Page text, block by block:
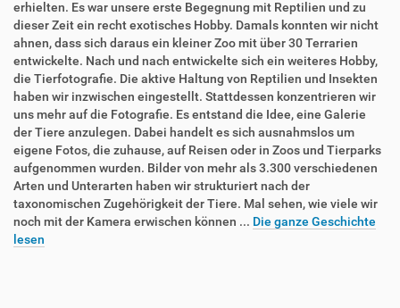
erhielten. Es war unsere erste Begegnung mit Reptilien und zu
dieser Zeit ein recht exotisches Hobby. Damals konnten wir nicht
ahnen, dass sich daraus ein kleiner Zoo mit über 30 Terrarien
entwickelte. Nach und nach entwickelte sich ein weiteres Hobby,
die Tierfotografie. Die aktive Haltung von Reptilien und Insekten
haben wir inzwischen eingestellt. Stattdessen konzentrieren wir
uns mehr auf die Fotografie. Es entstand die Idee, eine Galerie
der Tiere anzulegen. Dabei handelt es sich ausnahmslos um
eigene Fotos, die zuhause, auf Reisen oder in Zoos und Tierparks
aufgenommen wurden. Bilder von mehr als 3.300 verschiedenen
Arten und Unterarten haben wir strukturiert nach der
taxonomischen Zugehörigkeit der Tiere. Mal sehen, wie viele wir
noch mit der Kamera erwischen können ... Die ganze Geschichte
lesen